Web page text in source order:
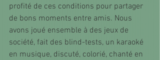
profité de ces conditions pour partager
de bons moments entre amis. Nous
avons joué ensemble à des jeux de
société, fait des blind-tests, un karaoké
en musique, discuté, colorié, chanté en